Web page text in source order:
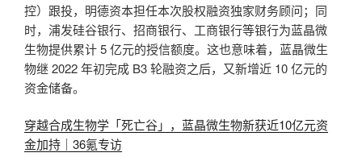
控）跟投，明德资本担任本次股权融资独家财务顾问；同
时，浦发硅谷银行、招商银行、工商银行等银行为蓝晶微
生物提供累计 5 亿元的授信额度。这也意味着，蓝晶微生
物继 2022 年初完成 B3 轮融资之后，又新增近 10 亿元的
资金储备。
穿越合成生物学「死亡谷」，蓝晶微生物新获近10亿元资
金加持｜36氪专访